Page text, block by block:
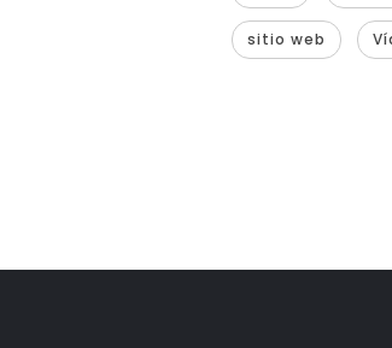
sitio web